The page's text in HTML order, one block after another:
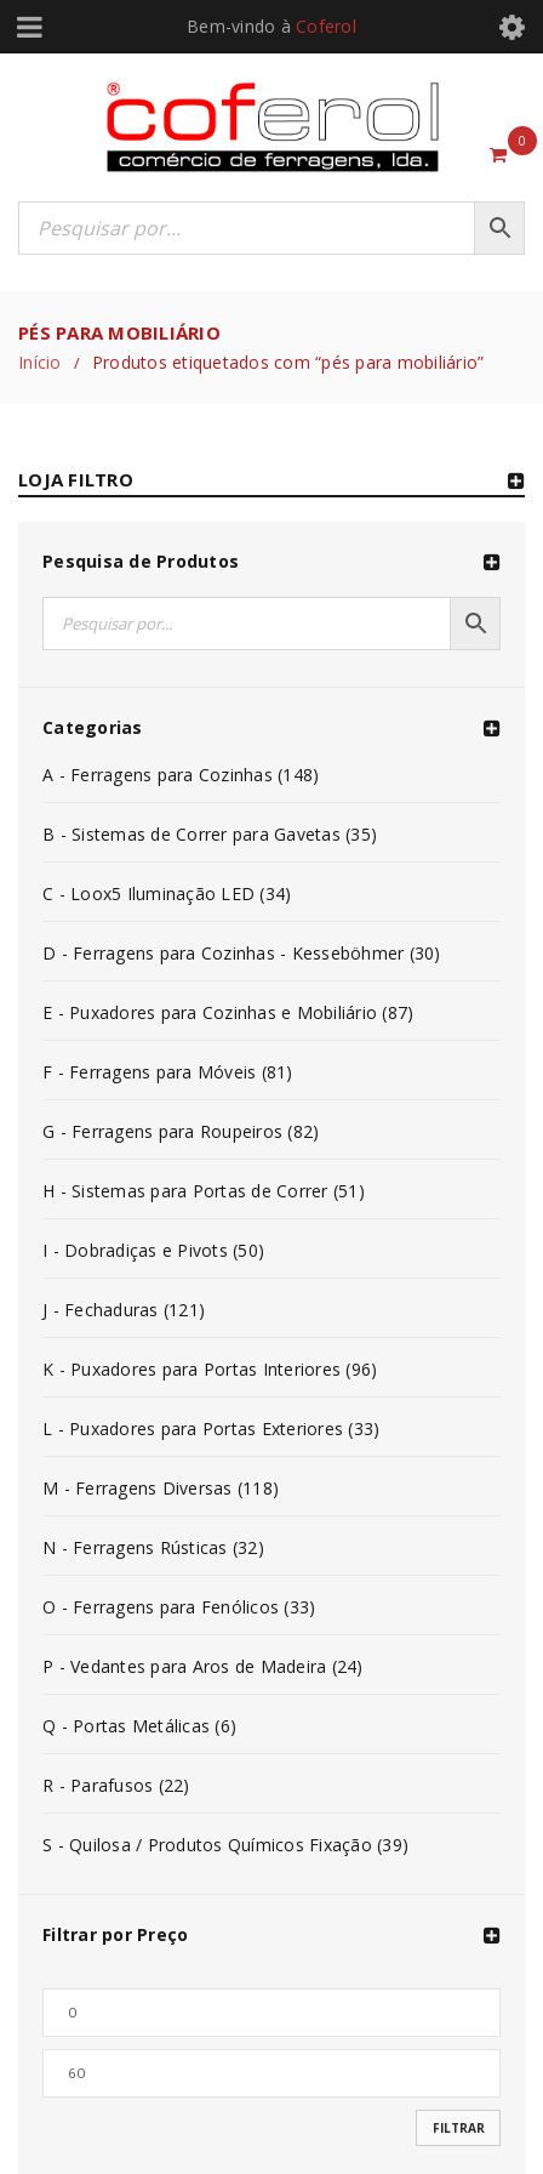
Bem-vindo à Coferol
0
PÉS PARA MOBILIÁRIO
Início / Produtos etiquetados com “pés para mobiliário”
LOJA FILTRO
Pesquisa de Produtos
Categorias
A - Ferragens para Cozinhas (148)
B - Sistemas de Correr para Gavetas (35)
C - Loox5 Iluminação LED (34)
D - Ferragens para Cozinhas - Kesseböhmer (30)
E - Puxadores para Cozinhas e Mobiliário (87)
F - Ferragens para Móveis (81)
G - Ferragens para Roupeiros (82)
H - Sistemas para Portas de Correr (51)
I - Dobradiças e Pivots (50)
J - Fechaduras (121)
K - Puxadores para Portas Interiores (96)
L - Puxadores para Portas Exteriores (33)
M - Ferragens Diversas (118)
N - Ferragens Rústicas (32)
O - Ferragens para Fenólicos (33)
P - Vedantes para Aros de Madeira (24)
Q - Portas Metálicas (6)
R - Parafusos (22)
S - Quilosa / Produtos Químicos Fixação (39)
Filtrar por Preço
FILTRAR